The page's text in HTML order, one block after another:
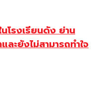
โรงเรียนดัง ย่าน
ละยังไม่สามารถทำใจ